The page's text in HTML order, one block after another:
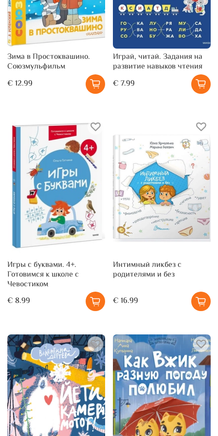
Зима в Простоквашино.
Союзмульфильм
€ 12.99
Играй, читай. Задания на
развитие навыков чтения
€ 7.99
Игры с буквами. 4+.
Готовимся к школе с
Чевостиком
€ 8.99
Интимный ликбез с
родителями и без
€ 16.99